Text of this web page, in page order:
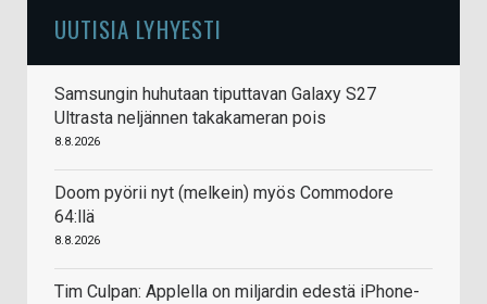
UUTISIA LYHYESTI
Samsungin huhutaan tiputtavan Galaxy S27
Ultrasta neljännen takakameran pois
8.8.2026
Doom pyörii nyt (melkein) myös Commodore
64:llä
8.8.2026
Tim Culpan: Applella on miljardin edestä iPhone-